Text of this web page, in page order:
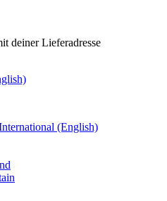
deiner Lieferadresse
(English)